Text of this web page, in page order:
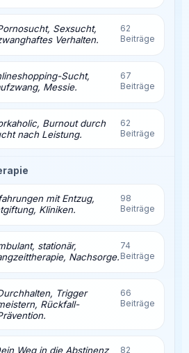
Sexsucht,
Verhalten.
62
Beiträge
Sucht,
Messie.
67
Beiträge
Burnout durch
nach Leistung.
62
Beiträge
mit Entzug,
Kliniken.
98
Beiträge
stationär,
Nachsorge.
74
Beiträge
Trigger
Rückfall-
66
Beiträge
Weg in die Abstinenz
82